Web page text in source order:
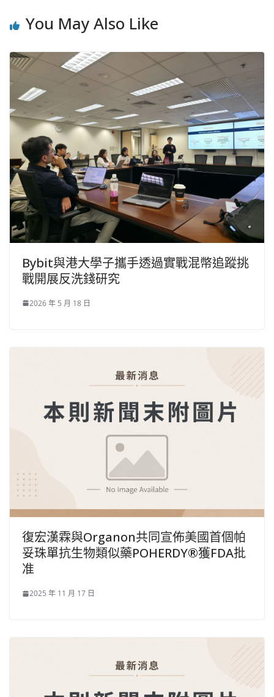
You May Also Like
Bybit與港大學子攜手透過實戰混幣追蹤挑
戰開展反洗錢研究
2026 年 5 月 18 日
復宏漢霖與Organon共同宣佈美國首個帕
妥珠單抗生物類似藥POHERDY®獲FDA批
准
2025 年 11 月 17 日